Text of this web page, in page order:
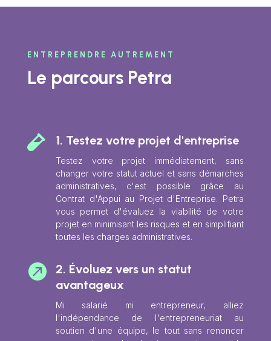
ENTREPRENDRE AUTREMENT
Le parcours Petra
 1. Testez votre projet d'entreprise
Testez votre projet immédiatement, sans
changer votre statut actuel et sans démarches
administratives, c'est possible grâce au
Contrat d'Appui au Projet d'Entreprise. Petra
vous permet d'évaluez la viabilité de votre
projet en minimisant les risques et en simplifiant
toutes les charges administratives.

2. Évoluez vers un statut
avantageux
Mi salarié mi entrepreneur, alliez
l'indépendance de l'entrepreneuriat au
soutien d'une équipe, le tout sans renoncer